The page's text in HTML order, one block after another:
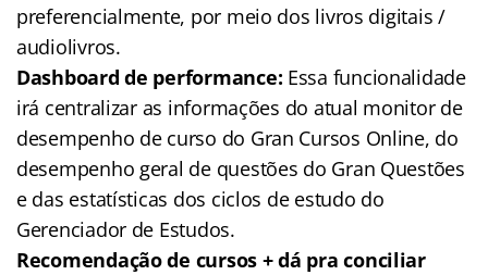
preferencialmente, por meio dos livros digitais /
audiolivros.
Dashboard de performance: Essa funcionalidade
irá centralizar as informações do atual monitor de
desempenho de curso do Gran Cursos Online, do
desempenho geral de questões do Gran Questões
e das estatísticas dos ciclos de estudo do
Gerenciador de Estudos.
Recomendação de cursos + dá pra conciliar